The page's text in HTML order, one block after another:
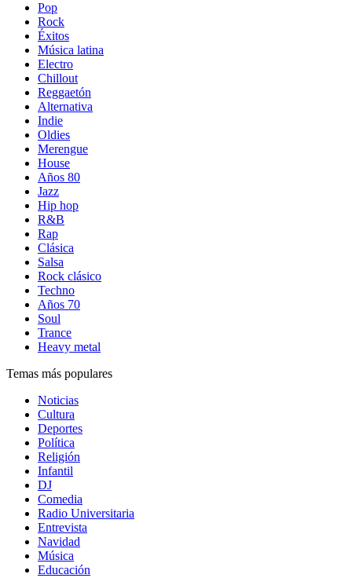
Pop
Rock
Éxitos
Música latina
Electro
Chillout
Reggaetón
Alternativa
Indie
Oldies
Merengue
House
Años 80
Jazz
Hip hop
R&B
Rap
Clásica
Salsa
Rock clásico
Techno
Años 70
Soul
Trance
Heavy metal
Temas más populares
Noticias
Cultura
Deportes
Política
Religión
Infantil
DJ
Comedia
Radio Universitaria
Entrevista
Navidad
Música
Educación